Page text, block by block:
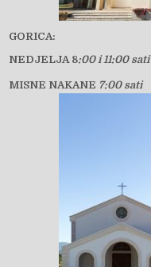
GORICA:
NEDJELJA 8:00 i 11:00 sati
MISNE NAKANE 7:00 sati